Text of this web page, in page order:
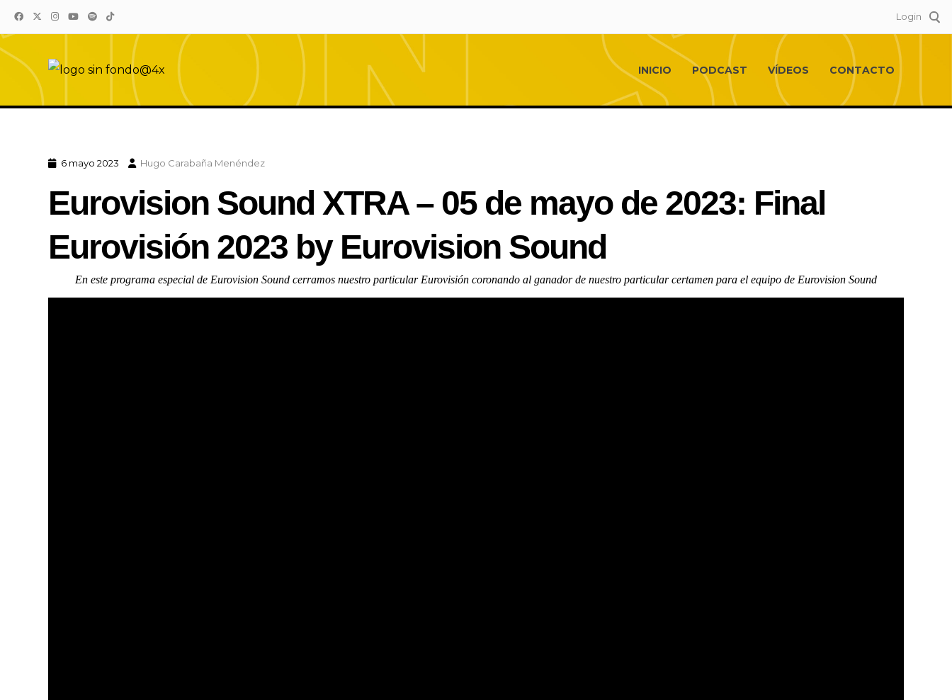
Login
Eurovision Sound
El sonido de Eurovision está aquí
INICIO PODCAST VÍDEOS CONTACTO
6 mayo 2023 Hugo Carabaña Menéndez
Eurovision Sound XTRA – 05 de mayo de 2023: Final
Eurovisión 2023 by Eurovision Sound
En este programa especial de Eurovision Sound cerramos nuestro particular Eurovisión coronando al ganador de nuestro particular certamen para el equipo de Eurovision Sound